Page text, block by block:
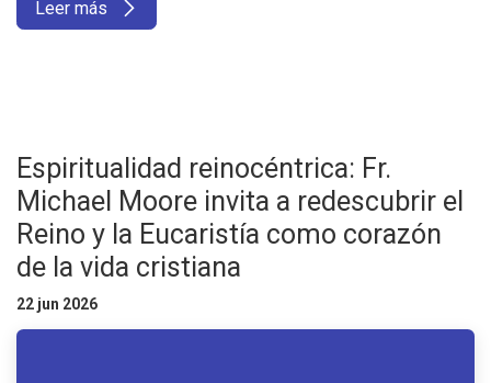
Leer más
Espiritualidad reinocéntrica: Fr.
Michael Moore invita a redescubrir el
Reino y la Eucaristía como corazón
de la vida cristiana
22 jun 2026